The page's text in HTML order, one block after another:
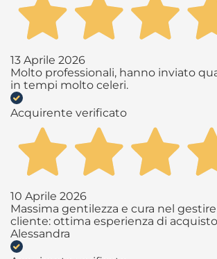
13 Aprile 2026
Molto professionali, hanno inviato
in tempi molto celeri.
Acquirente verificato
10 Aprile 2026
Massima gentilezza e cura nel
cliente: ottima esperienza di
Alessandra